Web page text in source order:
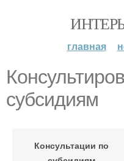
главная
субсидиям
Консультации по